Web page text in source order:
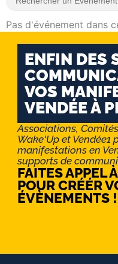
Pas d'événement dans
ENFIN DES
VOS
VENDÉE À
Associations,
Wake'Up et Vendée1
manifestations en
supports de
FAITES APPEL
POUR CRÉÉR
ÉVÈNEMENTS !